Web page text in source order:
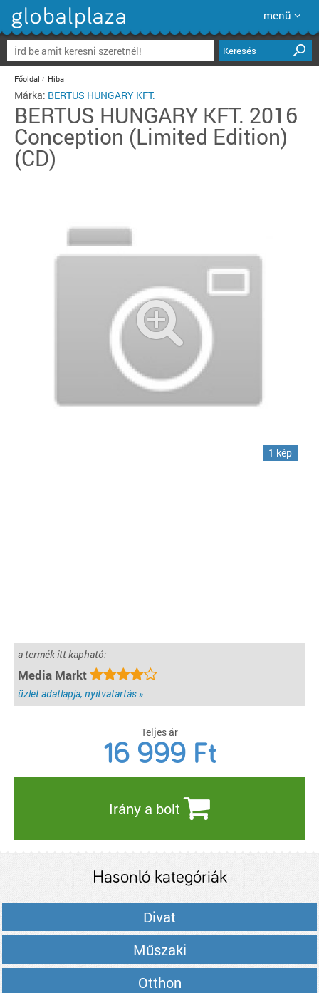
menü
Keresés
Főoldal Hiba
Márka: BERTUS HUNGARY KFT.
BERTUS HUNGARY KFT. 2016
Conception (Limited Edition)
(CD)
1 kép
a termék itt kapható:
Media Markt
üzlet adatlapja, nyitvatartás »
Teljes ár
16 999 Ft
Irány a bolt
Hasonló kategóriák
Divat
Műszaki
Otthon